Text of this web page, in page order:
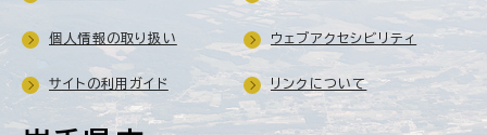
個人情報の取り扱い ウェブアクセシビリティ
サイトの利用ガイド リンクについて